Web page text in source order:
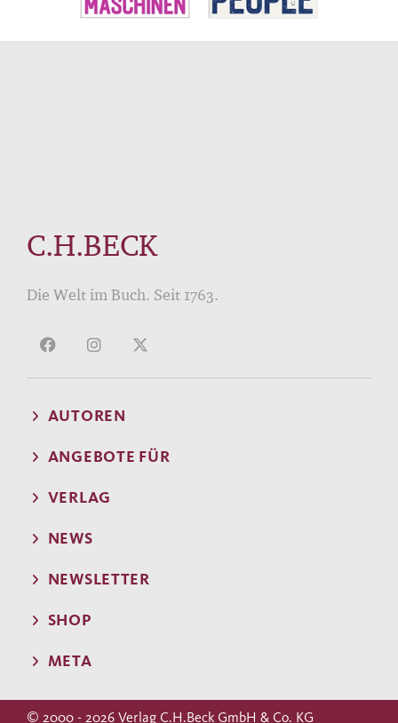
C.H.BECK
Die Welt im Buch. Seit 1763.
AUTOREN
ANGEBOTE FÜR
VERLAG
NEWS
NEWSLETTER
SHOP
META
© 2000 - 2026 Verlag C.H.Beck GmbH & Co. KG